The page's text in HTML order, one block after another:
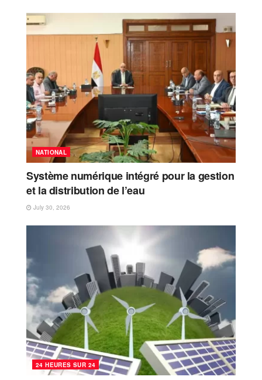
NATIONAL
Système numérique intégré pour la gestion
et la distribution de l’eau
July 30, 2026
24 HEURES SUR 24